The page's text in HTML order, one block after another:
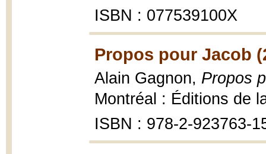
ISBN : 077539100X
Propos pour Jacob
Alain Gagnon, Propos
Montréal : Éditions de
ISBN : 978-2-923763-